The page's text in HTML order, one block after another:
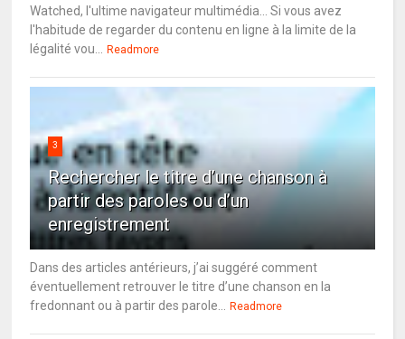
Watched, l'ultime navigateur multimédia... Si vous avez
l'habitude de regarder du contenu en ligne à la limite de la
légalité vou...
Readmore
3
Rechercher le titre d’une chanson à
partir des paroles ou d’un
enregistrement
Dans des articles antérieurs, j’ai suggéré comment
éventuellement retrouver le titre d’une chanson en la
fredonnant ou à partir des parole...
Readmore